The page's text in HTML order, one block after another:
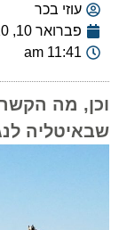
עוזי בכר
פברואר 10, 2020
11:41 am
וכן, מה הקשר
שבאיטליה